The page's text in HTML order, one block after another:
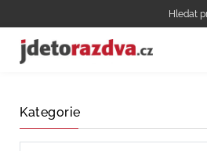
Kategorie